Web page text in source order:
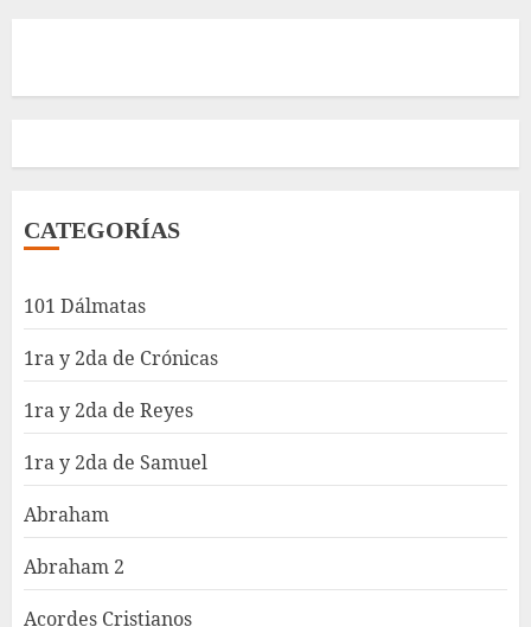
CATEGORÍAS
101 Dálmatas
1ra y 2da de Crónicas
1ra y 2da de Reyes
1ra y 2da de Samuel
Abraham
Abraham 2
Acordes Cristianos